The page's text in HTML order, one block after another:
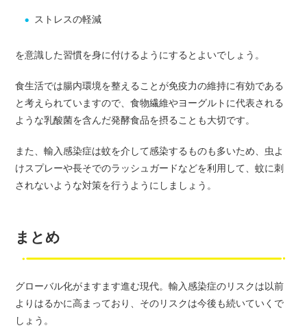
ストレスの軽減
を意識した習慣を身に付けるようにするとよいでしょう。
食生活では腸内環境を整えることが免疫力の維持に有効である
と考えられていますので、食物繊維やヨーグルトに代表される
ような乳酸菌を含んだ発酵食品を摂ることも大切です。
また、輸入感染症は蚊を介して感染するものも多いため、虫よ
けスプレーや長そでのラッシュガードなどを利用して、蚊に刺
されないような対策を行うようにしましょう。
まとめ
グローバル化がますます進む現代。輸入感染症のリスクは以前
よりはるかに高まっており、そのリスクは今後も続いていくで
しょう。